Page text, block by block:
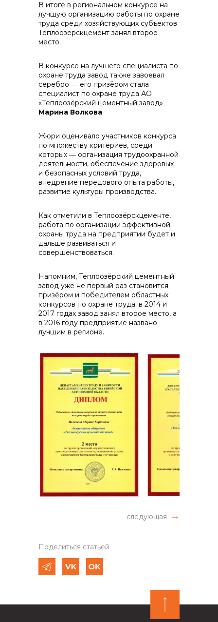
В итоге в региональном конкурсе на
лучшую организацию работы по охране
труда среди хозяйствующих субъектов
Теплоозёрскцемент занял второе
место.
В конкурсе на лучшего специалиста по
охране труда завод также завоевал
серебро ― его призёром стала
специалист по охране труда АО
«Теплоозёрский цементный завод»
Марина Волкова.
Жюри оценивало участников конкурса
по множеству критериев, среди
которых ― организация трудоохранной
деятельности, обеспечение здоровых
и безопасных условий труда,
внедрение передового опыта работы,
развитие культуры производства.
Как отметили в Теплоозёрскцементе,
работа по организации эффективной
охраны труда на предприятии будет и
дальше развиваться и
совершенствоваться.
Напомним, Теплоозёрский цементный
завод уже не первый раз становится
призёром и победителем областных
конкурсов по охране труда: в 2014 и
2017 годах завод занял второе место, а
в 2016 году предприятие названо
лучшим в регионе.
следующая
Поделиться статьей